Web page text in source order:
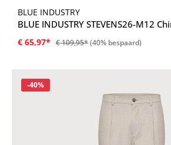
BLUE INDUSTRY
BLUE INDUSTRY STEVENS26-M12
€ 65,97* € 109,95*(40% bespaard)
Korting
-40%